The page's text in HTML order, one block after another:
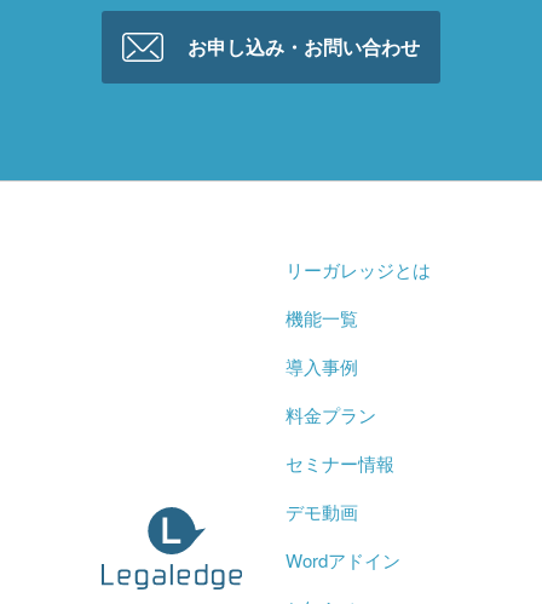
お申し込み・お問い合わせ
リーガレッジとは
機能一覧
導入事例
料金プラン
セミナー情報
デモ動画
Wordアドイン